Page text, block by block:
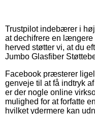
Trustpilot indebærer i
at dechifrere en
herved støtter vi, at du
Jumbo Glasfiber
Facebook præsterer
genveje til at få indtryk
er der nogle online
mulighed for at forfatte
hvilket ydermere kan